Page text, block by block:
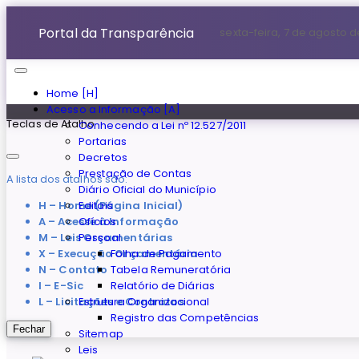
Home [H]
Acesso a Informação [A]
Conhecendo a Lei nº 12.527/2011
Portarias
Decretos
Prestação de Contas
Diário Oficial do Município
Editais
Ofícios
Pessoal
Folha de Pagamento
Tabela Remuneratória
Relatório de Diárias
Estrutura Organizacional
Registro das Competências
Sitemap
Leis
Portal da Transparência sexta-feira, 7 de agosto
Teclas de Atalho
A lista dos atalhos são:
H – Home (Página Inicial)
A – Acesse à Informação
M – Leis Orçamentárias
X – Execução Orçamentária
N – Contato
I – E-Sic
L – Licitações e Contratos
Fechar